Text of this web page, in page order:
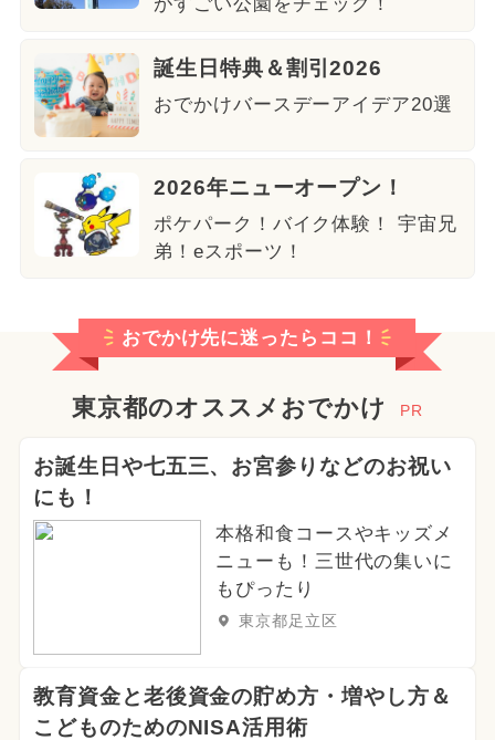
誕生日特典＆割引2026
おでかけバースデーアイデア20選
2026年ニューオープン！
ポケパーク！バイク体験！ 宇宙兄
弟！eスポーツ！
おでかけ先に迷ったらココ！
東京都のオススメおでかけ PR
お誕生日や七五三、お宮参りなどのお祝い
にも！
本格和食コースやキッズメ
ニューも！三世代の集いに
もぴったり
東京都足立区
教育資金と老後資金の貯め方・増やし方＆
こどものためのNISA活用術